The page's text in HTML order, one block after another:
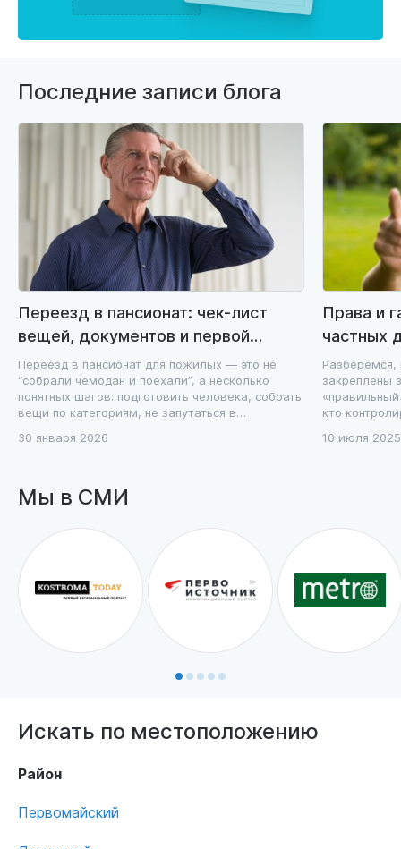
Последние записи блога
Переезд в пансионат: чек-лист
вещей, документов и первой
недели без стресса
Переезд в пансионат для пожилых — это не
“собрали чемодан и поехали”, а несколько
понятных шагов: подготовить человека, собрать
вещи по категориям, не запутаться в
эмоциональных качелей.
30 января 2026
Права и
частных
договор,
закреплены
кто
10 июля 2025
Мы в СМИ
Искать по местоположению
Район
Первомайский